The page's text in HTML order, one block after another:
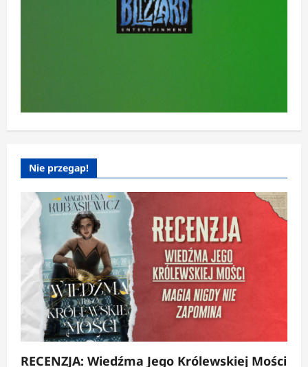
Nie przegap!
RECENZJA: Wiedźma Jego Królewskiej Mości